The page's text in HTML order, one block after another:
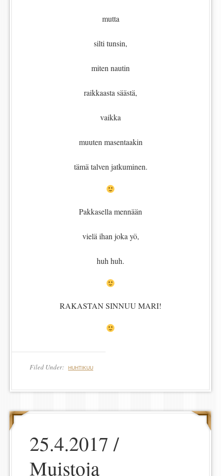
mutta
silti tunsin,
miten nautin
raikkaasta säästä,
vaikka
muuten masentaakin
tämä talven jatkuminen.
Pakkasella mennään
vielä ihan joka yö,
huh huh.
RAKASTAN SINNUU MARI!
Filed Under: HUHTIKUU
25.4.2017 /
Muistoja